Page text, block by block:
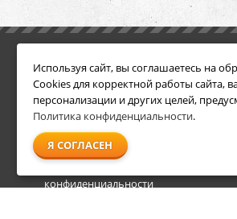
Условия возврата
О компании
Доставка
Оплата
Гарантия и сервис
конфиденциальности
Акции
Используя сайт, вы соглашаетесь на
Cookies для корректной работы сайта,
персонализации и других целей,
Политика конфиденциальности.
Я СОГЛАСЕН